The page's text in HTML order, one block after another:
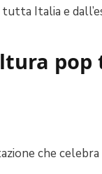
Italia e
pop
che